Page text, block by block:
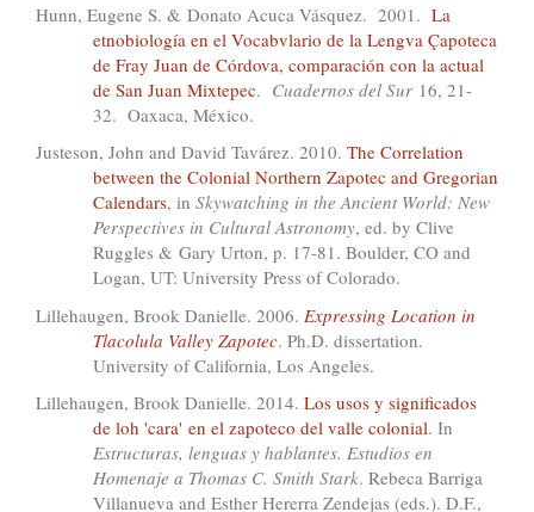
Hunn, Eugene S. & Donato Acuca Vásquez. 2001. La
etnobiología en el Vocabvlario de la Lengva Çapoteca
de Fray Juan de Córdova, comparación con la actual
de San Juan Mixtepec. Cuadernos del Sur 16, 21-
32. Oaxaca, México.
Justeson, John and David Tavárez. 2010. The Correlation
between the Colonial Northern Zapotec and Gregorian
Calendars, in Skywatching in the Ancient World: New
Perspectives in Cultural Astronomy, ed. by Clive
Ruggles & Gary Urton, p. 17-81. Boulder, CO and
Logan, UT: University Press of Colorado.
Lillehaugen, Brook Danielle. 2006. Expressing Location in
Tlacolula Valley Zapotec. Ph.D. dissertation.
University of California, Los Angeles.
Lillehaugen, Brook Danielle. 2014. Los usos y significados
de loh 'cara' en el zapoteco del valle colonial. In
Estructuras, lenguas y hablantes. Estudios en
Homenaje a Thomas C. Smith Stark. Rebeca Barriga
Villanueva and Esther Hererra Zendejas (eds.). D.F.,